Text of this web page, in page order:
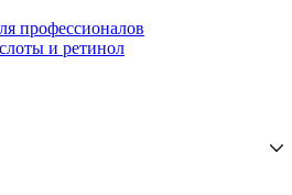
профессионалов
и ретинол